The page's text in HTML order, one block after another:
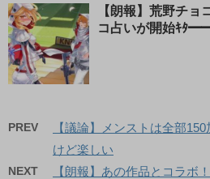
【朗報】荒野チョ
コ占いが開始ｷ
PREV
【議論】メンストは全部
けど楽しい
NEXT
【朗報】あの作品とコラボ